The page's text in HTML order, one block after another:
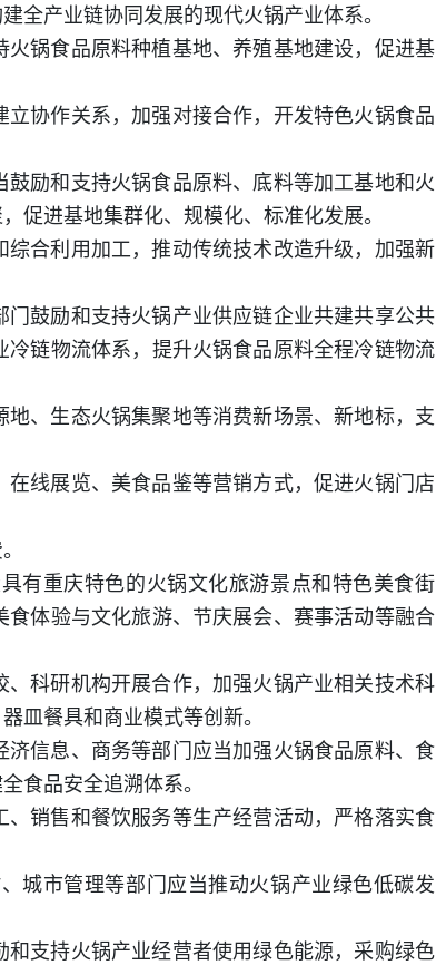
全产业链协同发展的现代火锅产业体系。
锅食品原料种植基地、养殖基地建设，促进基
协作关系，加强对接合作，开发特色火锅食品
励和支持火锅食品原料、底料等加工基地和火
促进基地集群化、规模化、标准化发展。
合利用加工，推动传统技术改造升级，加强新
鼓励和支持火锅产业供应链企业共建共享公共
链物流体系，提升火锅食品原料全程冷链物流
、生态火锅集聚地等消费新场景、新地标，支
线展览、美食品鉴等营销方式，促进火锅门店
有重庆特色的火锅文化旅游景点和特色美食街
体验与文化旅游、节庆展会、赛事活动等融合
科研机构开展合作，加强火锅产业相关技术科
皿餐具和商业模式等创新。
信息、商务等部门应当加强火锅食品原料、食
食品安全追溯体系。
销售和餐饮服务等生产经营活动，严格落实食
城市管理等部门应当推动火锅产业绿色低碳发
支持火锅产业经营者使用绿色能源，采购绿色